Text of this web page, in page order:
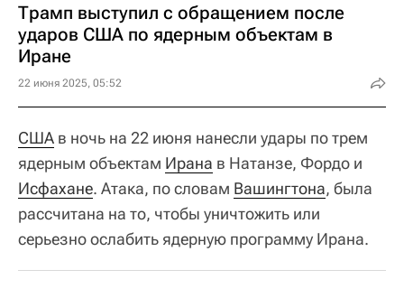
Трамп выступил с обращением после
ударов США по ядерным объектам в
Иране
22 июня 2025, 05:52
США в ночь на 22 июня нанесли удары по трем
ядерным объектам Ирана в Натанзе, Фордо и
Исфахане. Атака, по словам Вашингтона, была
рассчитана на то, чтобы уничтожить или
серьезно ослабить ядерную программу Ирана.